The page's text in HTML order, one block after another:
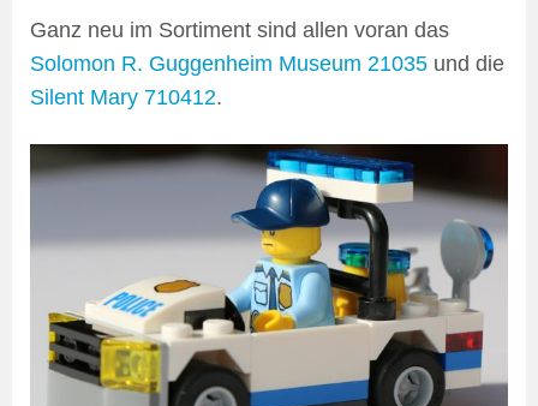
Ganz neu im Sortiment sind allen voran das
Solomon R. Guggenheim Museum 21035 und die
Silent Mary 710412.